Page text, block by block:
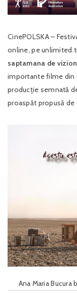
CinePOLSKA –
online, pe
saptamana de
importante filme din
producție semnată
proaspăt propusă de
Ana Maria